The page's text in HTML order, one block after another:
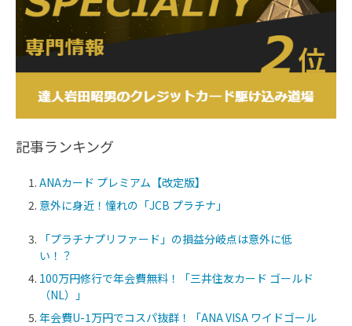
記事ランキング
ANAカード プレミアム【改定版】
意外に身近！憧れの「JCB プラチナ」
「プラチナプリファード」の損益分岐点は意外に低
い！？
100万円修行で年会費無料！「三井住友カード ゴールド
（NL）」
年会費U-1万円でコスパ抜群！「ANA VISA ワイドゴール